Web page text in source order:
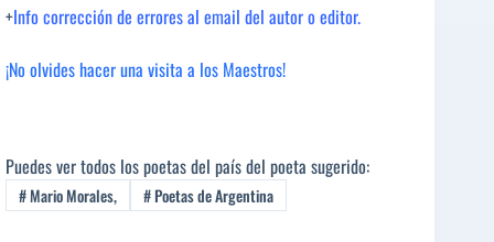
+Info corrección de errores al email del autor o editor.
¡No olvides hacer una visita a los Maestros!
Puedes ver todos los poetas del país del poeta sugerido:
#Mario Morales, #Poetas de Argentina